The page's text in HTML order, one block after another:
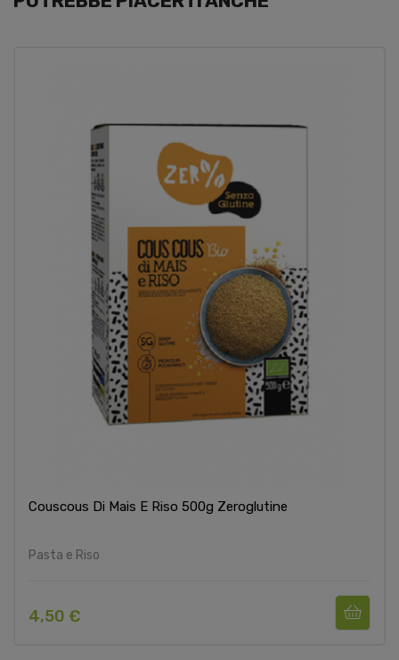
Couscous Di Mais E Riso 500g Zeroglutine
Pasta e Riso
4,50 €